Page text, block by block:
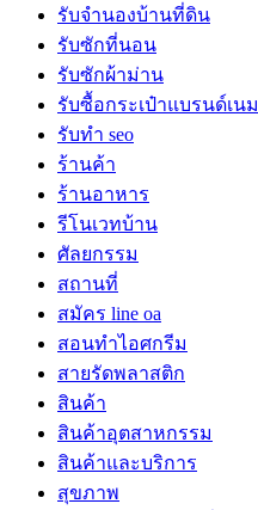
รับจำนองบ้านที่ดิน
รับซักที่นอน
รับซักผ้าม่าน
รับซื้อกระเป๋าแบรนด์เนม
รับทำ seo
ร้านค้า
ร้านอาหาร
รีโนเวทบ้าน
ศัลยกรรม
สถานที่
สมัคร line oa
สอนทำไอศกรีม
สายรัดพลาสติก
สินค้า
สินค้าอุตสาหกรรม
สินค้าและบริการ
สุขภาพ